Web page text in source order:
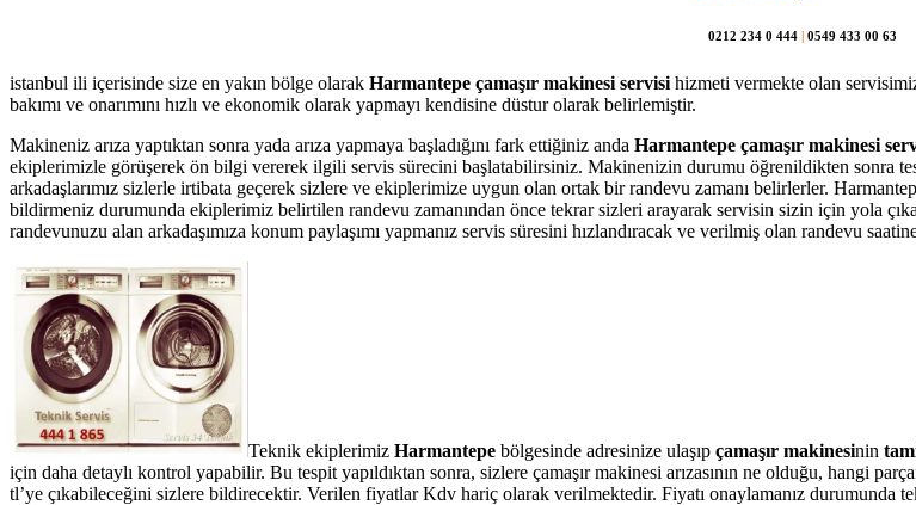
0212 234 0 444 | 0549 433 00 63
istanbul ili içerisinde size en yakın bölge olarak Harmantepe çamaşır makinesi servisi hizmeti vermekte olan
bakımı ve onarımını hızlı ve ekonomik olarak yapmayı kendisine düstur olarak belirlemiştir.
Makineniz arıza yaptıktan sonra yada arıza yapmaya başladığını fark ettiğiniz anda Harmantepe çamaşır makinesi
ekiplerimizle görüşerek ön bilgi vererek ilgili servis sürecini başlatabilirsiniz. Makinenizin durumu öğrenildikten sonra
arkadaşlarımız sizlerle irtibata geçerek sizlere ve ekiplerimize uygun olan ortak bir randevu zamanı belirlerler.
bildirmeniz durumunda ekiplerimiz belirtilen randevu zamanından önce tekrar sizleri arayarak servisin sizin için yola
randevunuzu alan arkadaşımıza konum paylaşımı yapmanız servis süresini hızlandıracak ve verilmiş olan randevu
Teknik ekiplerimiz Harmantepe bölgesinde adresinize ulaşıp çamaşır makinesinin
için daha detaylı kontrol yapabilir. Bu tespit yapıldıktan sonra, sizlere çamaşır makinesi arızasının ne olduğu, hangi
tl’ye çıkabileceğini sizlere bildirecektir. Verilen fiyatlar Kdv hariç olarak verilmektedir. Fiyatı onaylamanız durumunda